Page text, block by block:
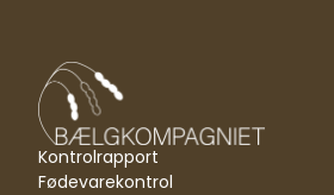
Kontrolrapport
Fødevarekontrol